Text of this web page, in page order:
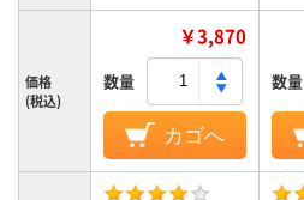
価格
(税込)
￥3,870
数量
カゴへ
数量